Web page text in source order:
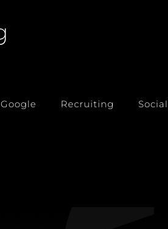
Google Recruiting